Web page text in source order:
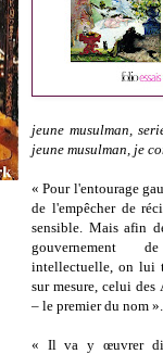
jeune musulman,
jeune musulman, je
« Pour l'entourage
de l'empêcher de
sensible. Mais afin
gouvernement
intellectuelle, on lui
sur mesure, celui
– le premier du nom ».
« Il va y œuvrer